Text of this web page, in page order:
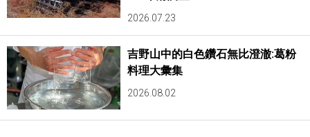
2026.07.23
吉野山中的白色鑽石無比澄澈:葛粉
料理大彙集
2026.08.02